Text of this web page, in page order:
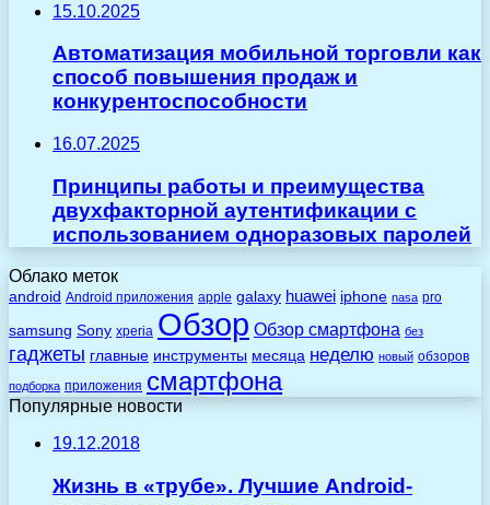
15.10.2025
Автоматизация мобильной торговли как
способ повышения продаж и
конкурентоспособности
16.07.2025
Принципы работы и преимущества
двухфакторной аутентификации с
использованием одноразовых паролей
Облако меток
android Android приложения apple galaxy huawei iphone nasa pro
samsung Sony xperia Обзор Обзор смартфона без
гаджеты главные инструменты месяца неделю новый обзоров
подборка приложения смартфона
Популярные новости
19.12.2018
Жизнь в «трубе». Лучшие Android-